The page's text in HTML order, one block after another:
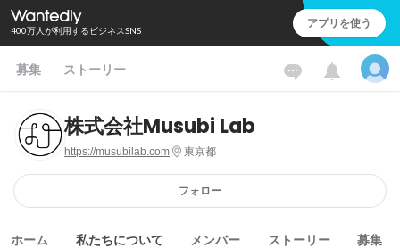
400万人が利用するビジネスSNS アプリを使う
募集 ストーリー
株式会社Musubi Lab
https://musubilab.com 東京都
フォロー
ホーム 私たちについて メンバー ストーリー 募集